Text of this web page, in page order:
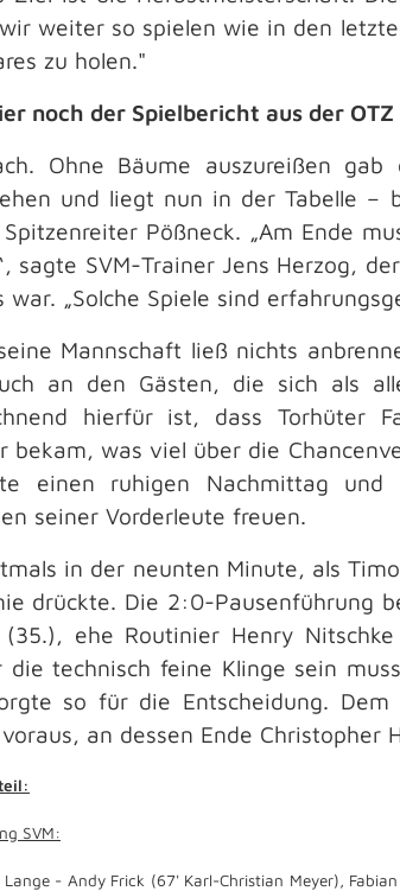
weiter so spielen wie in den
zu holen."
noch der Spielbericht aus der
Ohne Bäume auszureißen
und liegt nun in der Tabelle –
Pößneck. „Am Ende
sagte SVM-Trainer Jens Herzog,
war. „Solche Spiele sind
Mannschaft ließ nichts
an den Gästen, die sich als
hierfür ist, dass Torhüter
bekam, was viel über die
einen ruhigen Nachmittag
seiner Vorderleute freuen.
in der neunten Minute, als
drückte. Die 2:0-Pausenführung
(35.), ehe Routinier Henry
die technisch feine Klinge sein
so für die Entscheidung.
an dessen Ende Christopher
SVM:
Lange - Andy Frick (67' Karl-Christian Meyer),